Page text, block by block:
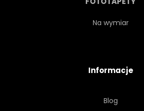
Na wymiar
Informacje
Blog